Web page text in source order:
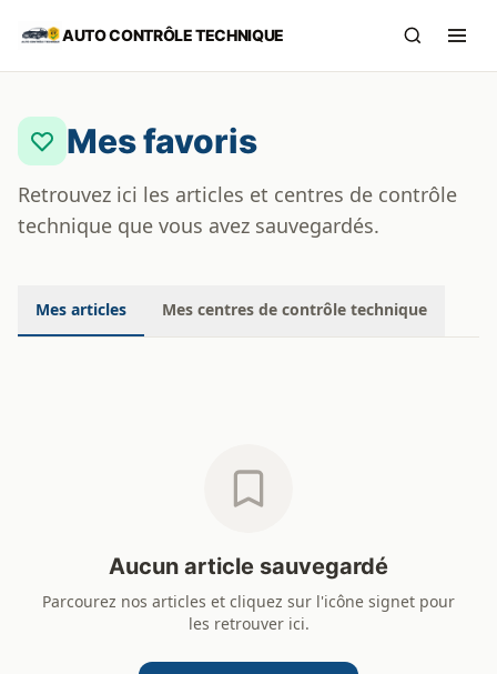
Aller au contenu principal
AUTO CONTRÔLE TECHNIQUE
Mes favoris
Retrouvez ici les articles et centres de contrôle
technique que vous avez sauvegardés.
Mes articles Mes centres de contrôle technique
Aucun article sauvegardé
Parcourez nos articles et cliquez sur l'icône signet pour
les retrouver ici.